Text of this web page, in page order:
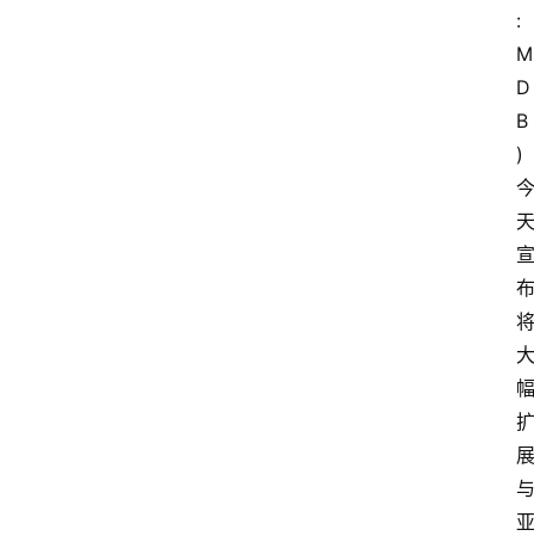
:
M
D
B
)
今
天
宣
布
将
大
幅
扩
展
与
亚